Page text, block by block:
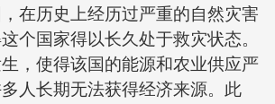
在历史上经历过严重的自然灾害
个国家得以长久处于救灾状态。
，使得该国的能源和农业供应严
人长期无法获得经济来源。此